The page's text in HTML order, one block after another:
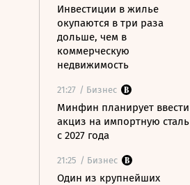
Инвестиции в жилье
окупаются в три раза
дольше, чем в
коммерческую
недвижимость
21:27 / Бизнес
Минфин планирует ввести
акциз на импортную сталь
с 2027 года
21:25 / Бизнес
Один из крупнейших